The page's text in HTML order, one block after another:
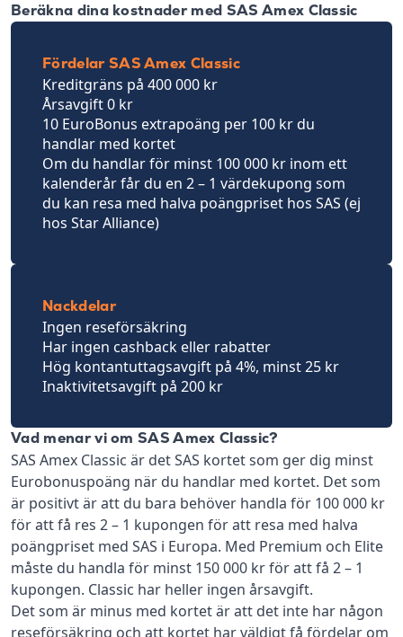
Beräkna dina kostnader med SAS Amex Classic
Fördelar SAS Amex Classic
Kreditgräns på 400 000 kr
Årsavgift 0 kr
10 EuroBonus extrapoäng per 100 kr du
handlar med kortet
Om du handlar för minst 100 000 kr inom ett
kalenderår får du en 2 – 1 värdekupong som
du kan resa med halva poängpriset hos SAS (ej
hos Star Alliance)
Nackdelar
Ingen reseförsäkring
Har ingen cashback eller rabatter
Hög kontantuttagsavgift på 4%, minst 25 kr
Inaktivitetsavgift på 200 kr
Vad menar vi om SAS Amex Classic?
SAS Amex Classic är det SAS kortet som ger dig minst
Eurobonuspoäng när du handlar med kortet. Det som
är positivt är att du bara behöver handla för 100 000 kr
för att få res 2 – 1 kupongen för att resa med halva
poängpriset med SAS i Europa. Med Premium och Elite
måste du handla för minst 150 000 kr för att få 2 – 1
kupongen. Classic har heller ingen årsavgift.
Det som är minus med kortet är att det inte har någon
reseförsäkring och att kortet har väldigt få fördelar om